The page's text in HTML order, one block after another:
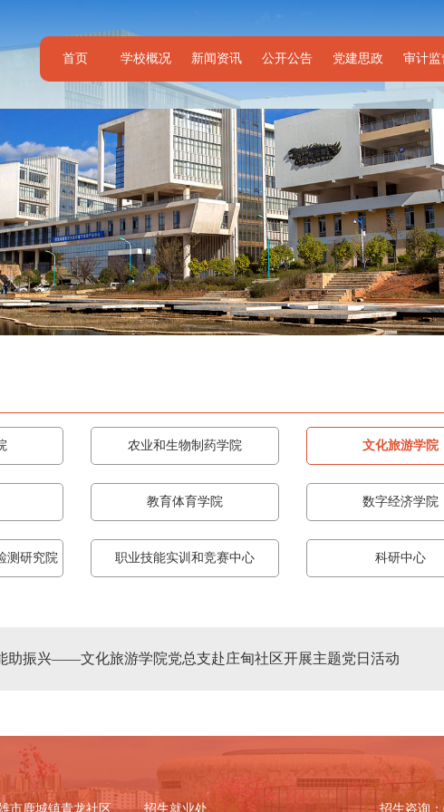
首页 学校概况 新闻资讯 公开公告 党建思政 审计监
农业和生物制药学院 文化旅游学院
教育体育学院 数字经济学院
测研究院 职业技能实训和竞赛中心 科研中心
助振兴——文化旅游学院党总支赴庄甸社区开展主题党日活动
市鹿城镇青龙社区 招生就业处 招生咨询：